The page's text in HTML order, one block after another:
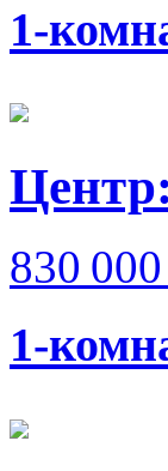
1-
830
1-